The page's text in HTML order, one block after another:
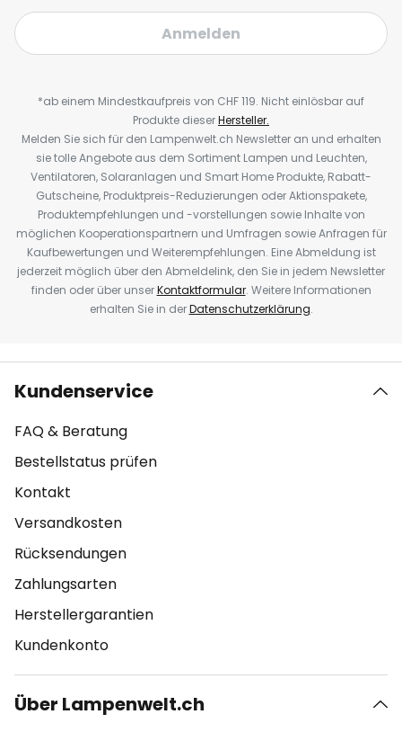
Anmelden
*ab einem Mindestkaufpreis von CHF 119. Nicht einlösbar auf
Produkte dieserHersteller.
Melden Sie sich für den Lampenwelt.ch Newsletter an und erhalten
sie tolle Angebote aus dem Sortiment Lampen und Leuchten,
Ventilatoren, Solaranlagen und Smart Home Produkte, Rabatt-
Gutscheine, Produktpreis-Reduzierungen oder Aktionspakete,
Produktempfehlungen und -vorstellungen sowie Inhalte von
möglichen Kooperationspartnern und Umfragen sowie Anfragen für
Kaufbewertungen und Weiterempfehlungen. Eine Abmeldung ist
jederzeit möglich über den Abmeldelink, den Sie in jedem Newsletter
finden oder über unserKontaktformular. Weitere Informationen
erhalten Sie in derDatenschutzerklärung.
Kundenservice
FAQ & Beratung
Bestellstatus prüfen
Kontakt
Versandkosten
Rücksendungen
Zahlungsarten
Herstellergarantien
Kundenkonto
Über Lampenwelt.ch